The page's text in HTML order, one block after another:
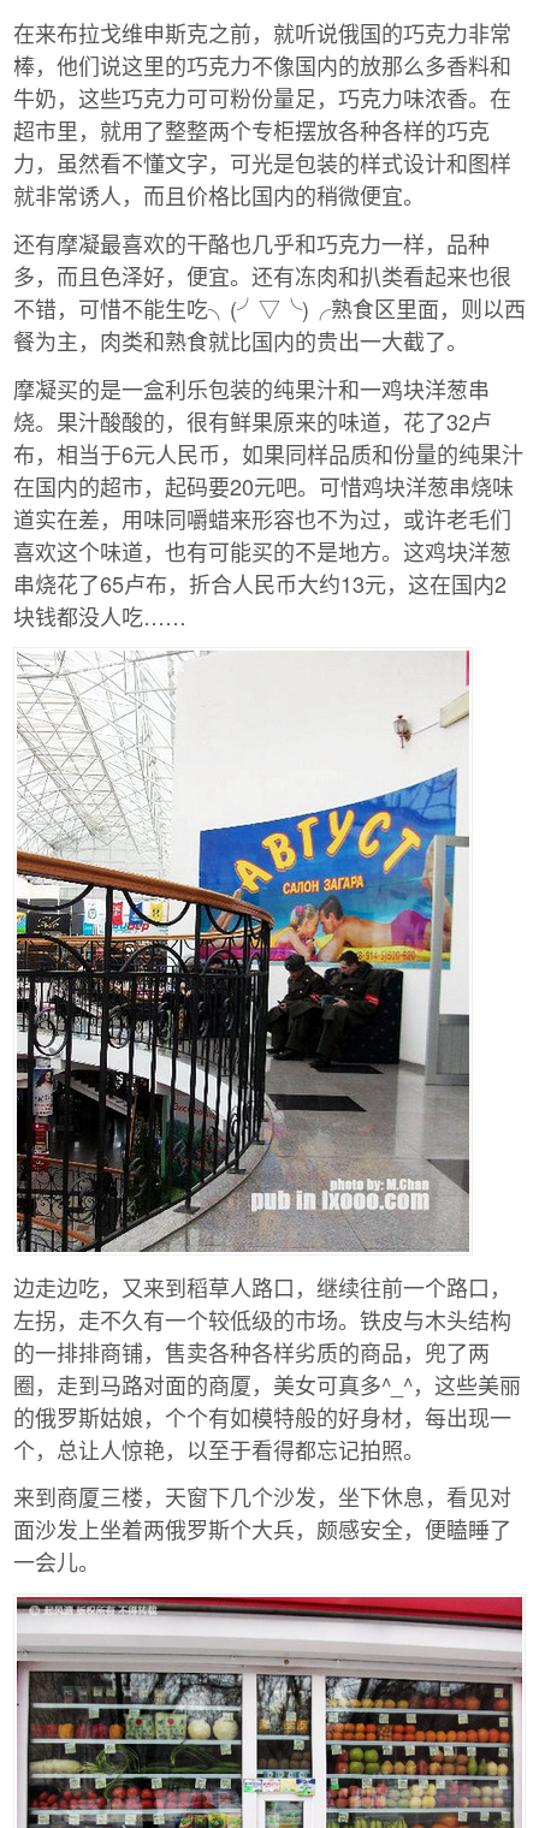
在来布拉戈维申斯克之前，就听说俄国的巧克力非常
棒，他们说这里的巧克力不像国内的放那么多香料和
牛奶，这些巧克力可可粉份量足，巧克力味浓香。在
超市里，就用了整整两个专柜摆放各种各样的巧克
力，虽然看不懂文字，可光是包装的样式设计和图样
就非常诱人，而且价格比国内的稍微便宜。
还有摩凝最喜欢的干酪也几乎和巧克力一样，品种
多，而且色泽好，便宜。还有冻肉和扒类看起来也很
不错，可惜不能生吃╮(╯▽╰)╭熟食区里面，则以西
餐为主，肉类和熟食就比国内的贵出一大截了。
摩凝买的是一盒利乐包装的纯果汁和一鸡块洋葱串
烧。果汁酸酸的，很有鲜果原来的味道，花了32卢
布，相当于6元人民币，如果同样品质和份量的纯果汁
在国内的超市，起码要20元吧。可惜鸡块洋葱串烧味
道实在差，用味同嚼蜡来形容也不为过，或许老毛们
喜欢这个味道，也有可能买的不是地方。这鸡块洋葱
串烧花了65卢布，折合人民币大约13元，这在国内2
块钱都没人吃……
边走边吃，又来到稻草人路口，继续往前一个路口，
左拐，走不久有一个较低级的市场。铁皮与木头结构
的一排排商铺，售卖各种各样劣质的商品，兜了两
圈，走到马路对面的商厦，美女可真多^_^，这些美丽
的俄罗斯姑娘，个个有如模特般的好身材，每出现一
个，总让人惊艳，以至于看得都忘记拍照。
来到商厦三楼，天窗下几个沙发，坐下休息，看见对
面沙发上坐着两俄罗斯个大兵，颇感安全，便瞌睡了
一会儿。